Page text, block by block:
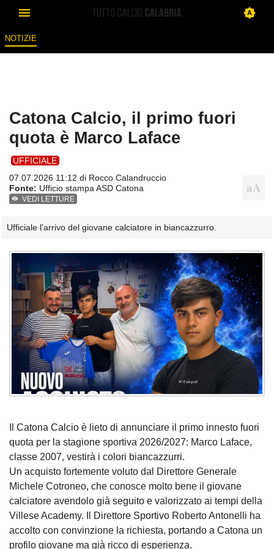
NOTIZIE
Catona Calcio, il primo fuori
quota è Marco Laface
UFFICIALE
07.07.2026 11:12 di Rocco Calandruccio
Fonte: Ufficio stampa ASD Catona
VEDI LETTURE
Ufficiale l'arrivo del giovane calciatore in biancazzurro.
Il Catona Calcio è lieto di annunciare il primo innesto fuori
quota per la stagione sportiva 2026/2027: Marco Laface,
classe 2007, vestirà i colori biancazzurri.
Un acquisto fortemente voluto dal Direttore Generale
Michele Cotroneo, che conosce molto bene il giovane
calciatore avendolo già seguito e valorizzato ai tempi della
Villese Academy. Il Direttore Sportivo Roberto Antonelli ha
accolto con convinzione la richiesta, portando a Catona un
profilo giovane ma già ricco di esperienza.